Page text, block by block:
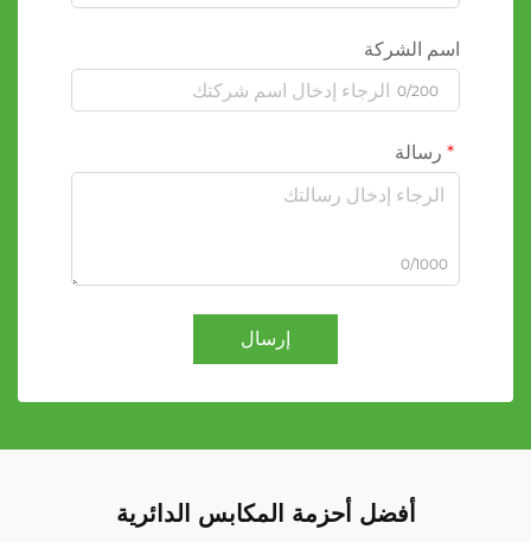
اسم الشركة
0/200
رسالة
0/1000
إرسال
أفضل أحزمة المكابس الدائرية